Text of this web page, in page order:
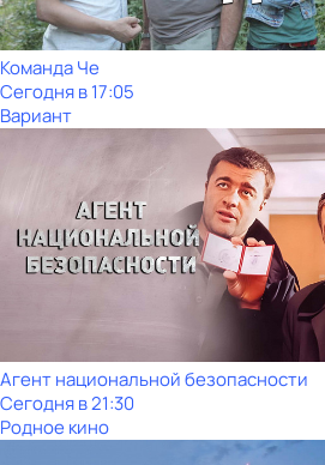
Команда Че
Сегодня в 17:05
Вариант
Агент национальной безопасности
Сегодня в 21:30
Родное кино